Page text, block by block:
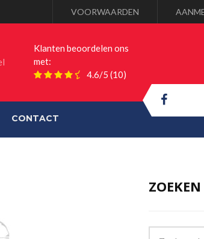
VOORWAARDEN
Klanten beoordelen ons
met:
4.6/5 (10)
CONTACT
ZOEKEN